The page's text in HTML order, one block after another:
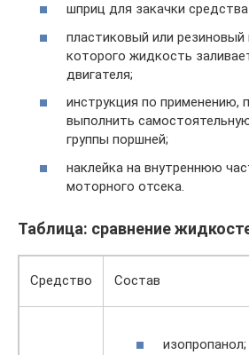
шприц для закачки
пластиковый или
которого жидкость
двигателя;
инструкция по применению,
выполнить
группы поршней;
наклейка на внутреннюю
моторного отсека.
Таблица: сравнение
Средство Состав
изопропанол;